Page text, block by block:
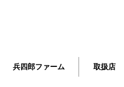
兵四郎ファーム 取扱店